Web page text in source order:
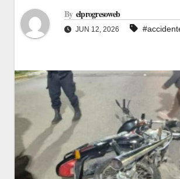
By elprogresoweb
JUN 12, 2026